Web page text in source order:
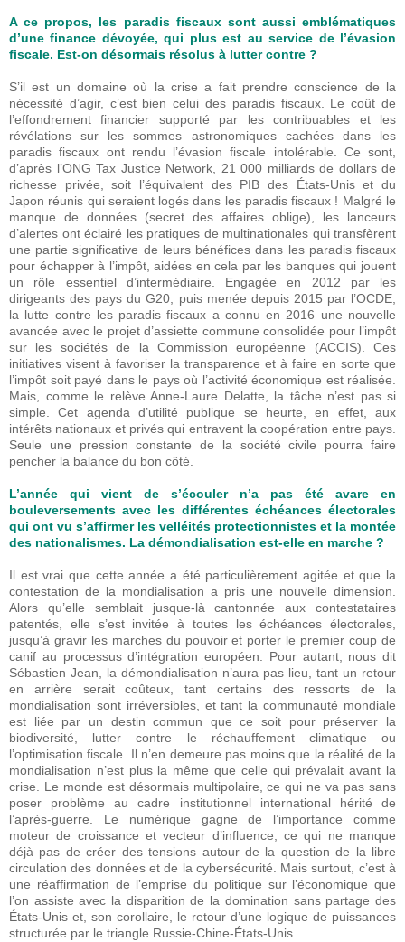
A ce propos, les paradis fiscaux sont aussi emblématiques
d’une finance dévoyée, qui plus est au service de l’évasion
fiscale. Est-on désormais résolus à lutter contre ?
S’il est un domaine où la crise a fait prendre conscience de la
nécessité d’agir, c’est bien celui des paradis fiscaux. Le coût de
l’effondrement financier supporté par les contribuables et les
révélations sur les sommes astronomiques cachées dans les
paradis fiscaux ont rendu l’évasion fiscale intolérable. Ce sont,
d’après l’ONG Tax Justice Network, 21 000 milliards de dollars de
richesse privée, soit l’équivalent des PIB des États-Unis et du
Japon réunis qui seraient logés dans les paradis fiscaux ! Malgré le
manque de données (secret des affaires oblige), les lanceurs
d’alertes ont éclairé les pratiques de multinationales qui transfèrent
une partie significative de leurs bénéfices dans les paradis fiscaux
pour échapper à l’impôt, aidées en cela par les banques qui jouent
un rôle essentiel d’intermédiaire. Engagée en 2012 par les
dirigeants des pays du G20, puis menée depuis 2015 par l’OCDE,
la lutte contre les paradis fiscaux a connu en 2016 une nouvelle
avancée avec le projet d’assiette commune consolidée pour l’impôt
sur les sociétés de la Commission européenne (ACCIS). Ces
initiatives visent à favoriser la transparence et à faire en sorte que
l’impôt soit payé dans le pays où l’activité économique est réalisée.
Mais, comme le relève Anne-Laure Delatte, la tâche n’est pas si
simple. Cet agenda d’utilité publique se heurte, en effet, aux
intérêts nationaux et privés qui entravent la coopération entre pays.
Seule une pression constante de la société civile pourra faire
pencher la balance du bon côté.
L’année qui vient de s’écouler n’a pas été avare en
bouleversements avec les différentes échéances électorales
qui ont vu s’affirmer les velléités protectionnistes et la montée
des nationalismes. La démondialisation est-elle en marche ?
Il est vrai que cette année a été particulièrement agitée et que la
contestation de la mondialisation a pris une nouvelle dimension.
Alors qu’elle semblait jusque-là cantonnée aux contestataires
patentés, elle s’est invitée à toutes les échéances électorales,
jusqu’à gravir les marches du pouvoir et porter le premier coup de
canif au processus d’intégration européen. Pour autant, nous dit
Sébastien Jean, la démondialisation n’aura pas lieu, tant un retour
en arrière serait coûteux, tant certains des ressorts de la
mondialisation sont irréversibles, et tant la communauté mondiale
est liée par un destin commun que ce soit pour préserver la
biodiversité, lutter contre le réchauffement climatique ou
l’optimisation fiscale. Il n’en demeure pas moins que la réalité de la
mondialisation n’est plus la même que celle qui prévalait avant la
crise. Le monde est désormais multipolaire, ce qui ne va pas sans
poser problème au cadre institutionnel international hérité de
l’après-guerre. Le numérique gagne de l’importance comme
moteur de croissance et vecteur d’influence, ce qui ne manque
déjà pas de créer des tensions autour de la question de la libre
circulation des données et de la cybersécurité. Mais surtout, c’est à
une réaffirmation de l’emprise du politique sur l’économique que
l’on assiste avec la disparition de la domination sans partage des
États-Unis et, son corollaire, le retour d’une logique de puissances
structurée par le triangle Russie-Chine-États-Unis.